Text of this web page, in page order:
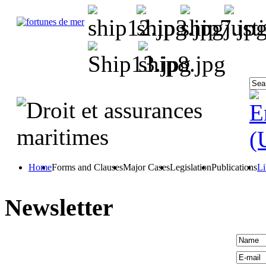
HomeForms and ClausesMajor CasesLegislationPublications
Newsletter